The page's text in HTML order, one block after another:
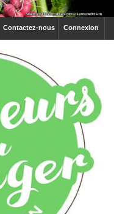
Connexion
Contactez-nous